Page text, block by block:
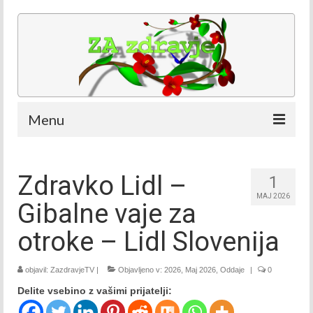
Menu
Ekipa
Ekipa – Nataša Bešter
Ekipa – Ana Bešter Bertoncelj
Ekipa – Dino Bešter
Oddaje
1
MAJ 2026
Zdravko Lidl –
Gibalne vaje za
otroke – Lidl Slovenija
objavil: ZazdravjeTV | Objavljeno v: 2026 Maj 2026 Oddaje | 0
Delite vsebino z vašimi prijatelji: